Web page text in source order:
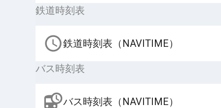
鉄道時刻表
鉄道時刻表（NAVITIME）
バス時刻表
バス時刻表（NAVITIME）